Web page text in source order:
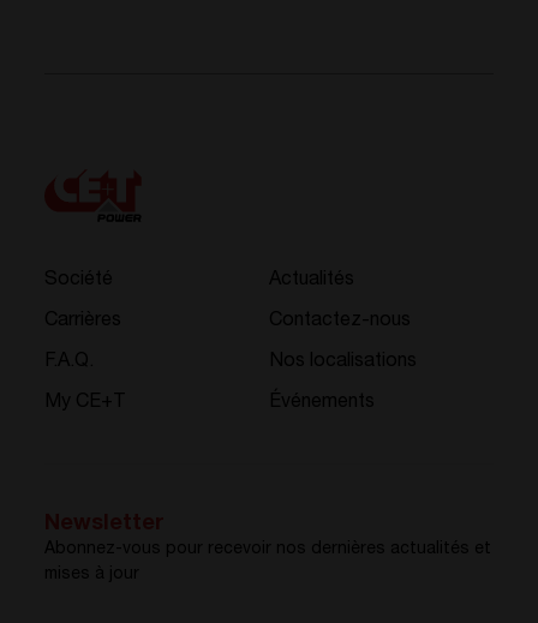
Société
Carrières
F.A.Q.
My CE+T
Actualités
Contactez-nous
Nos localisations
Événements
Abonnez-vous pour recevoir nos dernières actualités et
mises à jour